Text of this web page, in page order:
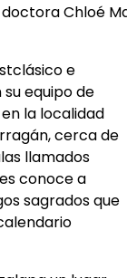
Chloé
e
equipo de
la localidad
cerca de
llamados
conoce a
sagrados que